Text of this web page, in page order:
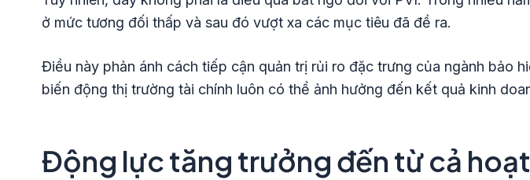
ở mức tương đối thấp và sau đó vượt xa các mục tiêu đã đề ra.
Điều này phản ánh cách tiếp cận quản trị rủi ro đặc trưng của ngành bảo
biến động thị trường tài chính luôn có thể ảnh hưởng đến kết quả kinh
Động lực tăng trưởng đến từ cả